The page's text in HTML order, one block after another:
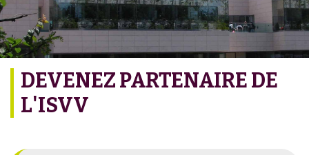
DEVENEZ PARTENAIRE DE
L'ISVV